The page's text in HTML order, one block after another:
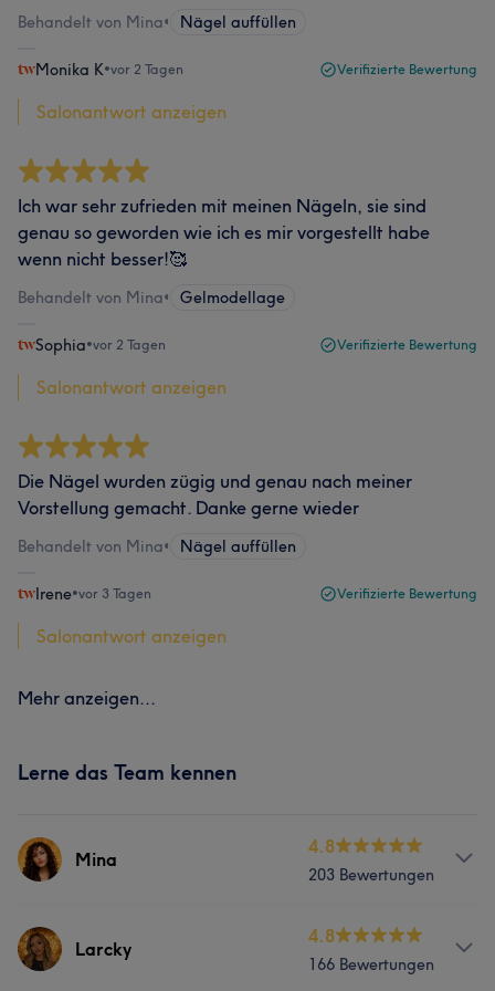
Behandelt von Mina• Nägel auffüllen
Monika K•vor 2 Tagen Verifizierte Bewertung
Salonantwort anzeigen
Ich war sehr zufrieden mit meinen Nägeln, sie sind
genau so geworden wie ich es mir vorgestellt habe
wenn nicht besser!🥰
Behandelt von Mina• Gelmodellage
Sophia•vor 2 Tagen Verifizierte Bewertung
Salonantwort anzeigen
Die Nägel wurden zügig und genau nach meiner
Vorstellung gemacht. Danke gerne wieder
Behandelt von Mina• Nägel auffüllen
Irene•vor 3 Tagen Verifizierte Bewertung
Salonantwort anzeigen
Mehr anzeigen...
Lerne das Team kennen
Mina
4.8
203 Bewertungen
Services
Larcky
4.8
166 Bewertungen